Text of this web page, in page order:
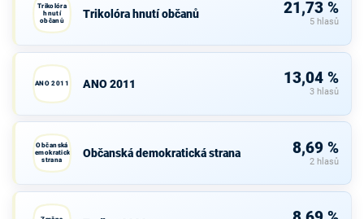
Trikolóra
hnutí
občanů
Trikolóra hnutí občanů 21,73 %
5 hlasů
ANO 2011 ANO 2011 13,04 %
3 hlasů
Občanská
demokratická
strana
Občanská demokratická strana 8,69 %
2 hlasů